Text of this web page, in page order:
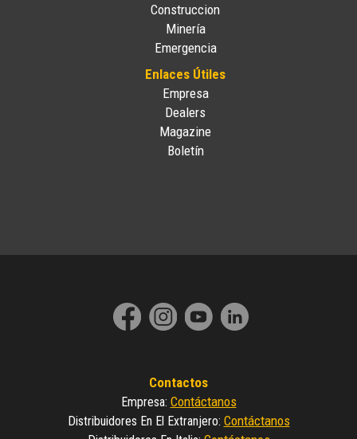
Construccion
Minería
Emergencia
Enlaces Útiles
Empresa
Dealers
Magazine
Boletín
Contactos
Empresa: Contáctanos
Distribuidores En El Extranjero: Contáctanos